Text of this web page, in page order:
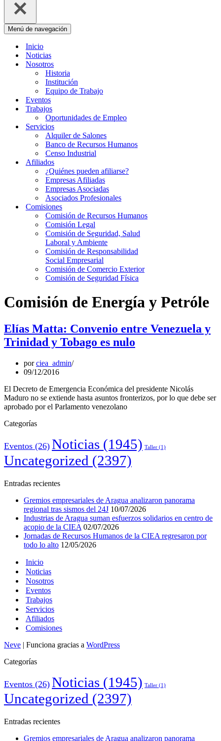
Menú de navegación
Inicio
Noticias
Nosotros
Historia
Institución
Equipo de Trabajo
Eventos
Trabajos
Oportunidades de Empleo
Servicios
Alquiler de Salones
Banco de Recursos Humanos
Censo Industrial
Afiliados
¿Quiénes pueden afiliarse?
Empresas Afiliadas
Empresas Asociadas
Asociados Profesionales
Comisiones
Comisión de Recursos Humanos
Comisión Legal
Comisión de Seguridad, Salud
Laboral y Ambiente
Comisión de Responsabilidad
Social Empresarial
Comisión de Comercio Exterior
Comisión de Seguridad Física
Comisión de Energía y Petróle
Elías Matta: Convenio entre Venezuela y
Trinidad y Tobago es nulo
porciea_admin
09/12/2016
El Decreto de Emergencia Económica del presidente Nicolás
Maduro no se extiende hasta asuntos fronterizos, por lo que debe ser
aprobado por el Parlamento venezolano
Categorías
Eventos (26) Noticias (1945) Taller (1)
Uncategorized (2397)
Entradas recientes
Gremios empresariales de Aragua analizaron panorama
regional tras sismos del 24J 10/07/2026
Industrias de Aragua suman esfuerzos solidarios en centro de
acopio de la CIEA 02/07/2026
Jornadas de Recursos Humanos de la CIEA regresaron por
todo lo alto 12/05/2026
Inicio
Noticias
Nosotros
Eventos
Trabajos
Servicios
Afiliados
Comisiones
Neve | Funciona gracias a WordPress
Categorías
Eventos (26) Noticias (1945) Taller (1)
Uncategorized (2397)
Entradas recientes
Gremios empresariales de Aragua analizaron panorama